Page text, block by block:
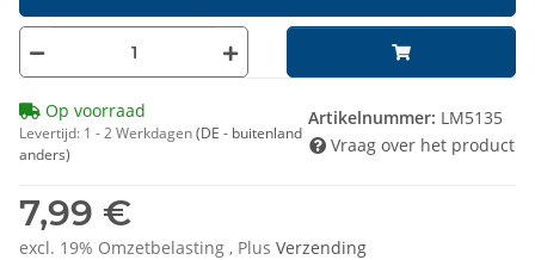
7,99 €
excl. 19% Omzetbelasting , Plus Verzending
Op voorraad
Levertijd: 1 - 2 Werkdagen(DE - buitenland
anders)
Artikelnummer: LM5135
Vraag over het product